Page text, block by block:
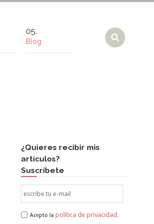
Blog
¿Quieres recibir mis
artículos?
Suscríbete
Acepto la política de privacidad.